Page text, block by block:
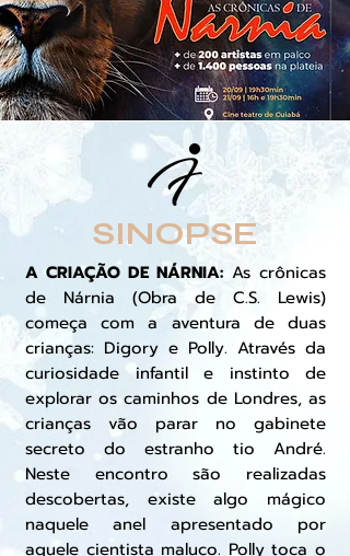
SINOPSE
A CRIAÇÃO DE NÁRNIA: As crônicas
de Nárnia (Obra de C.S. Lewis)
começa com a aventura de duas
crianças: Digory e Polly. Através da
curiosidade infantil e instinto de
explorar os caminhos de Londres, as
crianças vão parar no gabinete
secreto do estranho tio André.
Neste encontro são realizadas
descobertas, existe algo mágico
naquele anel apresentado por
aquele cientista maluco. Polly toca o